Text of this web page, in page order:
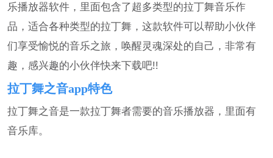
乐播放器软件，里面包含了超多类型的拉丁舞音乐作
品，适合各种类型的拉丁舞，这款软件可以帮助小伙伴
们享受愉悦的音乐之旅，唤醒灵魂深处的自己，非常有
趣，感兴趣的小伙伴快来下载吧!!
拉丁舞之音app特色
拉丁舞之音是一款拉丁舞者需要的音乐播放器，里面有
音乐库。